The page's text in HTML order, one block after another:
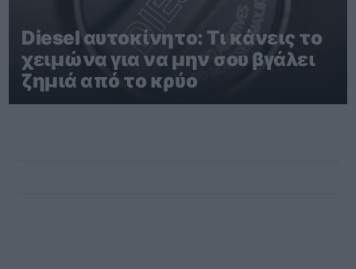
Diesel αυτοκίνητο: Τι κάνεις το
χειμώνα για να μην σου βγάλει
ζημιά από το κρύο